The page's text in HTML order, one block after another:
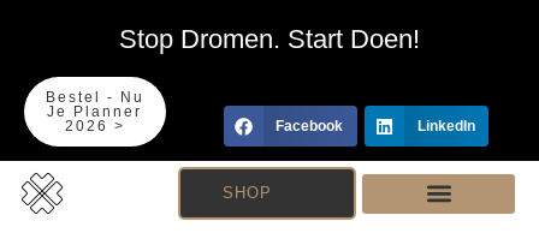
Stop Dromen. Start Doen!
Bestel - Nu
Je Planner
2026 >
Facebook LinkedIn
SHOP